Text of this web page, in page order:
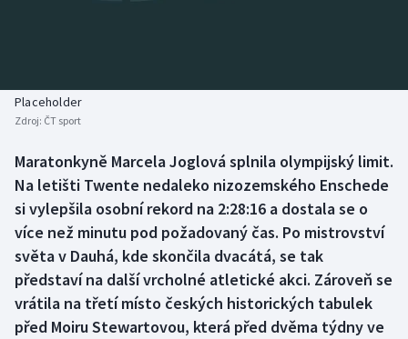
Biatlon
Box
Curling
Dostihy
Florbal
Aplikace ČT sport
Placeholder
Zdroj: ČT sport
Maratonkyně Marcela Joglová splnila olympijský limit.
Na letišti Twente nedaleko nizozemského Enschede
si vylepšila osobní rekord na 2:28:16 a dostala se o
více než minutu pod požadovaný čas. Po mistrovství
světa v Dauhá, kde skončila dvacátá, se tak
představí na další vrcholné atletické akci. Zároveň se
vrátila na třetí místo českých historických tabulek
před Moiru Stewartovou, která před dvěma týdny ve